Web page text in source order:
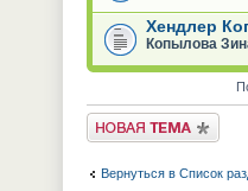
Хендлер
Копылова
Новая тема
Вернуться в Список